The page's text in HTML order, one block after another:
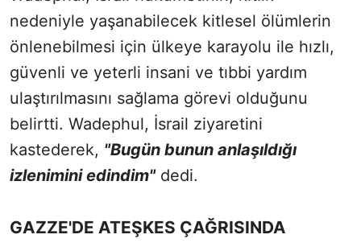
nedeniyle yaşanabilecek kitlesel ölümlerin
önlenebilmesi için ülkeye karayolu ile hızlı,
güvenli ve yeterli insani ve tıbbi yardım
ulaştırılmasını sağlama görevi olduğunu
belirtti. Wadephul, İsrail ziyaretini
kastederek, "Bugün bunun anlaşıldığı
izlenimini edindim"dedi.
GAZZE'DE ATEŞKES ÇAĞRISINDA